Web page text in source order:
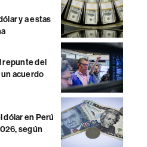
y a estas
repunte del
acuerdo
dólar en Perú
según